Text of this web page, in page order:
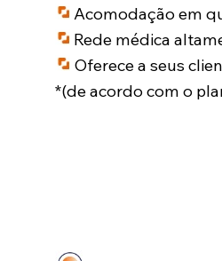
Acomodação em
Rede médica
Oferece a seus
*(de acordo com o